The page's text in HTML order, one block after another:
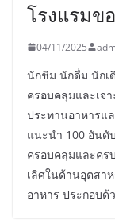
โรงแรมข
04/11/2025
นักชิม นักดื่ม นักเ
ครอบคลุมและเจ
ประทานอาหารแ
แนะนำ 100 อันดั
ครอบคลุมและคร
เลิศในด้านอุตสา
อาหาร ประกอบด้